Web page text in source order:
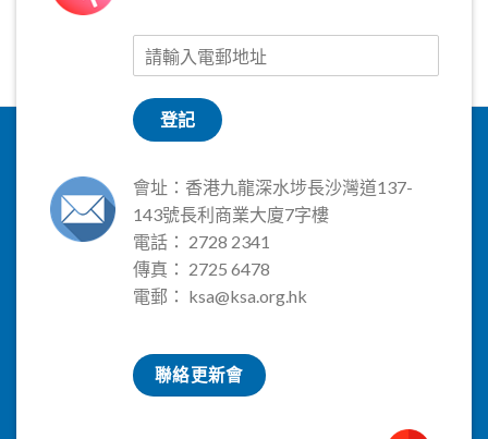
登記
會址：香港九龍深水埗長沙灣道137-
143號長利商業大廈7字樓
電話： 2728 2341
傳真： 2725 6478
電郵： ksa@ksa.org.hk
聯絡更新會